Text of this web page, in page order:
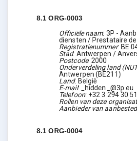
8.1ORG-0003
Officiële naam: 3P -
diensten / Prestataire
Registratienummer: BE
Stad: Antwerpen /
Postcode:2000
Onderverdeling land
Antwerpen (BE211)
Land: België
E-mail:
_hidden_@3p.eu
Telefoon: +32 3 294 30 51
Rollen van deze
Aanbieder van
8.1ORG-0004